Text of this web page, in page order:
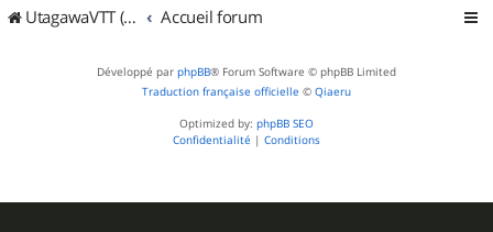
UtagawaVTT (Randos VTT et VTTAE avec traces GPS) Accueil forum
Développé par phpBB® Forum Software © phpBB Limited
Traduction française officielle © Qiaeru
Optimized by: phpBB SEO
Confidentialité | Conditions